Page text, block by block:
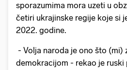
sporazumima mora uzeti u
četiri ukrajinske regije koje si
2022. godine.
- Volja naroda je ono što (mi)
demokracijom - rekao je ruski